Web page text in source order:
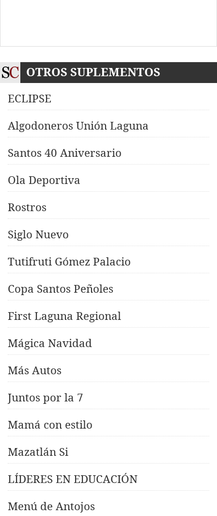
OTROS SUPLEMENTOS
ECLIPSE
Algodoneros Unión Laguna
Santos 40 Aniversario
Ola Deportiva
Rostros
Siglo Nuevo
Tutifruti Gómez Palacio
Copa Santos Peñoles
First Laguna Regional
Mágica Navidad
Más Autos
Juntos por la 7
Mamá con estilo
Mazatlán Si
LÍDERES EN EDUCACIÓN
Menú de Antojos